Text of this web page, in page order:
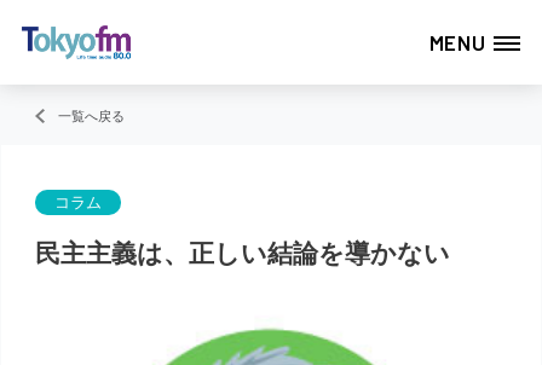
MENU
一覧へ戻る
コラム
民主主義は、正しい結論を導かない